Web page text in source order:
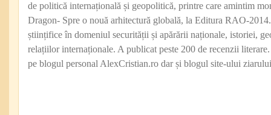
de politică internațională și geopolitică, printre care amintim
Dragon- Spre o nouă arhitectură globală, la Editura RAO-
științifice în domeniul securității și apărării naționale, istoriei,
relațiilor internaționale. A publicat peste 200 de recenzii
pe blogul personal AlexCristian.ro dar și blogul site-ului